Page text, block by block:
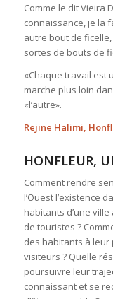
Comme le ditVieira
connaissance, je la
autre bout de
sortes de bouts de
«Chaque travail est
marche plus loin
«l’autre».
Rejine Halimi,
HONFLEUR,
Comment rendre
l’Ouest l’existence
habitants d’une
de touristes ?
des habitants à
visiteurs ? Quelle
poursuivre leur
connaissant et se